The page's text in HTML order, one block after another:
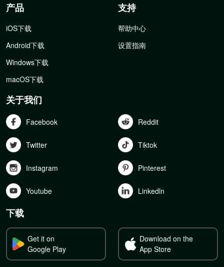
产品
iOS下载
Android下载
Windows下载
macOS下载
支持
帮助中心
设置指南
关于我们
Facebook Reddit
Twitter Tiktok
Instagram Pinterest
Youtube Linkedln
下载
Get it on
Google Play
Download on the
App Store